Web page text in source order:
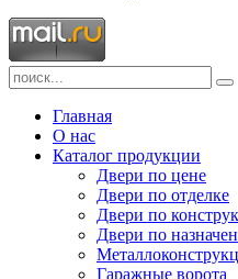
Главная
О нас
Каталог продукции
Двери по цене
Двери по отделке
Двери по
Двери по
Гаражные ворота